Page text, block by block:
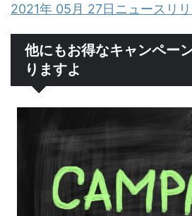
2021年 05月 27日ニュースリ
他にもお得なキャンペー
りますよ